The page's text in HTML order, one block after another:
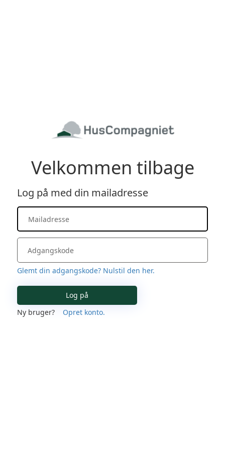
Velkommen tilbage
Log på med din mailadresse
Glemt din adgangskode? Nulstil den her.
Log på
Ny bruger?
Opret konto.